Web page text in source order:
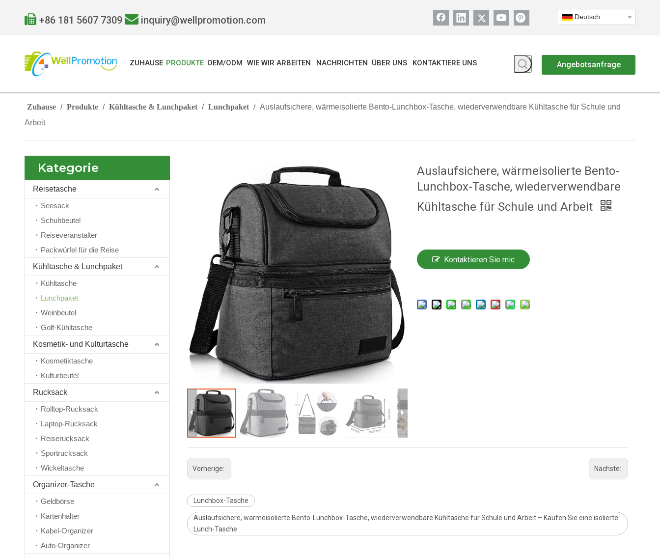
 +86 181 5607 7309  inquiry@wellpromotion.com Deutsch
ZUHAUSE PRODUKTE OEM/ODM WIE WIR ARBEITEN NACHRICHTEN ÜBER UNS KONTAKTIERE UNS Angebotsanfrage
Zuhause / Produkte / Kühltasche & Lunchpaket / Lunchpaket / Auslaufsichere, wärmeisolierte Bento-Lunchbox-Tasche, wiederverwendbare Kühltasche für Schule und
Arbeit
Kategorie
Reisetasche
Seesack
Schuhbeutel
Reiseveranstalter
Packwürfel für die Reise
Kühltasche & Lunchpaket
Kühltasche
Lunchpaket
Weinbeutel
Golf-Kühltasche
Kosmetik- und Kulturtasche
Kosmetiktasche
Kulturbeutel
Rucksack
Rolltop-Rucksack
Laptop-Rucksack
Reiserucksack
Sportrucksack
Wickeltasche
Organizer-Tasche
Geldbörse
Kartenhalter
Kabel-Organizer
Auto-Organizer
Auslaufsichere, wärmeisolierte Bento-
Lunchbox-Tasche, wiederverwendbare
Kühltasche für Schule und Arbeit
Kontaktieren Sie mic
Vorherige: Nächste:
Lunchbox-Tasche
Auslaufsichere, wärmeisolierte Bento-Lunchbox-Tasche, wiederverwendbare Kühltasche für Schule und Arbeit – Kaufen Sie eine isolierte
Lunch-Tasche